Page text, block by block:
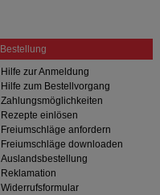
Bestellung
Hilfe zur Anmeldung
Hilfe zum Bestellvorgang
Zahlungsmöglichkeiten
Rezepte einlösen
Freiumschläge anfordern
Freiumschläge downloaden
Auslandsbestellung
Reklamation
Widerrufsformular